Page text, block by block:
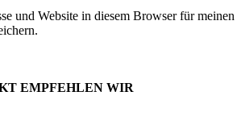
und Website in diesem Browser für meinen
EMPFEHLEN WIR